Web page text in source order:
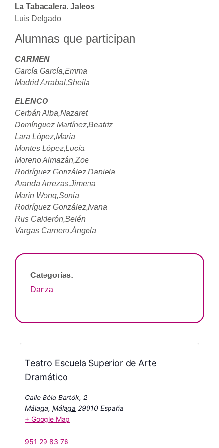
La Tabacalera. Jaleos
Luis Delgado
Alumnas que participan
CARMEN
García García,Emma
Madrid Arrabal,Sheila
ELENCO
Cerbán Alba,Nazaret
Domínguez Martínez,Beatriz
Lara López,María
Montes López,Lucía
Moreno Almazán,Zoe
Rodríguez González,Daniela
Aranda Arrezas,Jimena
Marín Wong,Sonia
Rodríguez González,Ivana
Rus Calderón,Belén
Vargas Carnero,Ángela
Categorías:
Danza
Teatro Escuela Superior de Arte
Dramático
Calle Béla Bartók, 2
Málaga, Málaga 29010 España
+ Google Map
951 29 83 76